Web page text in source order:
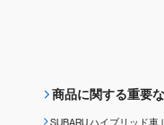
商品に関する重要